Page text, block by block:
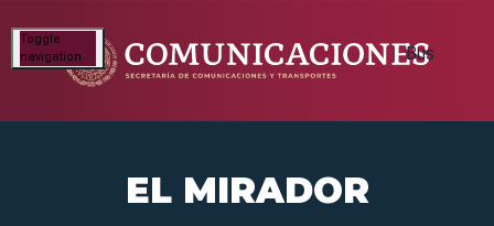
Toggle
navigation
EL MIRADOR